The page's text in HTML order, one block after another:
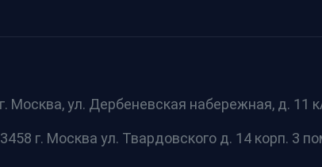
Москва, ул. Дербеневская набережная, д. 11
г. Москва ул. Твардовского д. 14 корп. 3